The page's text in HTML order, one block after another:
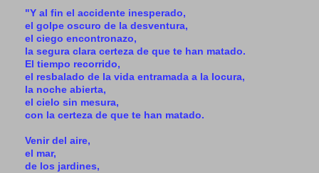
"Y al fin el accidente inesperado,
el golpe oscuro de la desventura,
el ciego encontronazo,
la segura clara certeza de que te han matado.
El tiempo recorrido,
el resbalado de la vida entramada a la locura,
la noche abierta,
el cielo sin mesura,
con la certeza de que te han matado.
Venir del aire,
el mar,
de los jardines,